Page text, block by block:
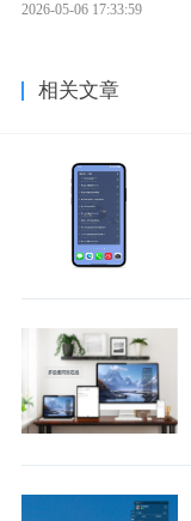
2026-05-06 17:33:59
相关文章